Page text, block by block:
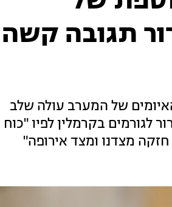
תגובה קשה
של המערב עולה שלב
לגורמים בקרמלין לפיו "כוח
חזקה מצדנו ומצד אירופה"